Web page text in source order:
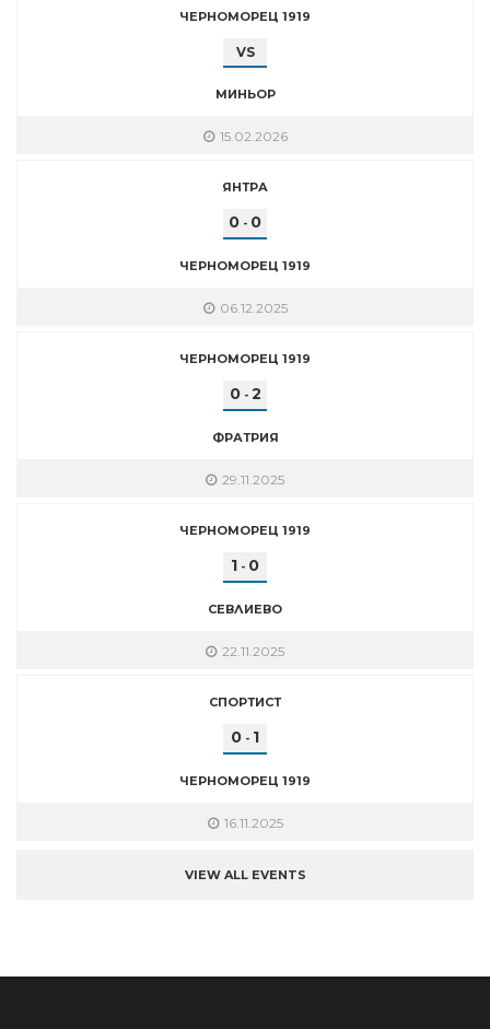
ЧЕРНОМОРЕЦ 1919
VS
МИНЬОР
15.02.2026
ЯНТРА
0 - 0
ЧЕРНОМОРЕЦ 1919
06.12.2025
ЧЕРНОМОРЕЦ 1919
0- 2
ФРАТРИЯ
29.11.2025
ЧЕРНОМОРЕЦ 1919
1 - 0
СЕВЛИЕВО
22.11.2025
СПОРТИСТ
0 - 1
ЧЕРНОМОРЕЦ 1919
16.11.2025
VIEW ALL EVENTS